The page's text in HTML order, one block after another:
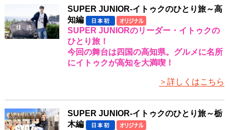
SUPER JUNIOR-イトゥクのひとり旅～高
知編
SUPER JUNIORのリーダー・イトゥクの
ひとり旅！
今回の舞台は四国の高知県。グルメに名所
にイトゥクが高知を大満喫！
＞詳しくはこちら
SUPER JUNIOR-イトゥクのひとり旅～栃
木編